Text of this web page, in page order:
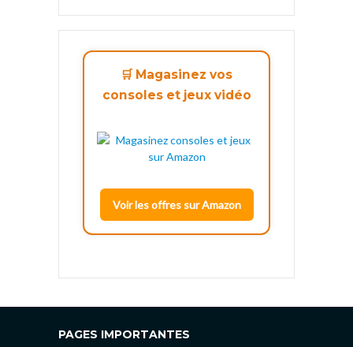
🛒 Magasinez vos
consoles et jeux vidéo
Voir les offres sur Amazon
PAGES IMPORTANTES